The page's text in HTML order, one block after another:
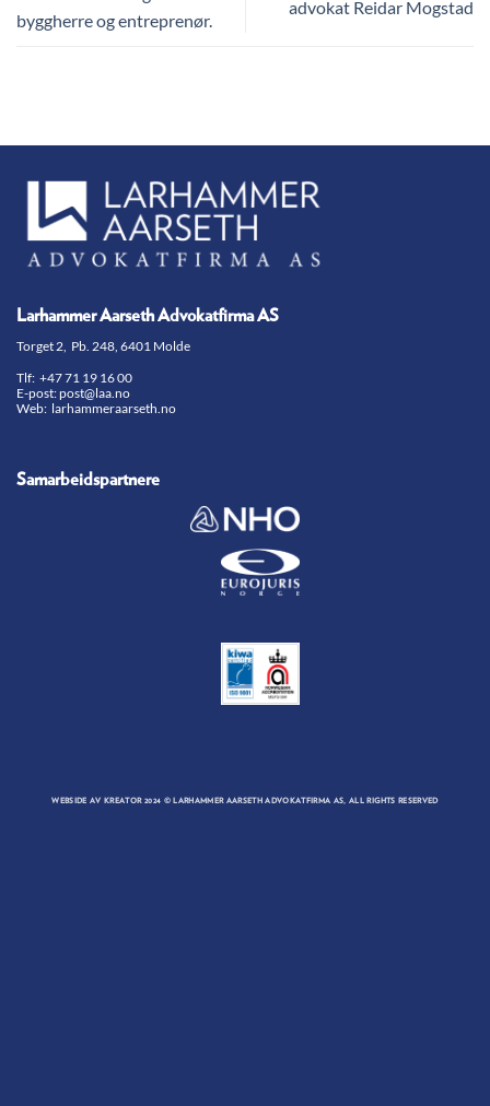
byggherre og entreprenør.
advokat Reidar Mogstad
Larhammer Aarseth Advokatfirma AS
Torget 2, Pb. 248, 6401 Molde
Tlf: +47 71 19 16 00
E-post:post@laa.no
Web: larhammeraarseth.no
Samarbeidspartnere
WEBSIDE AV KREATOR2024 © LARHAMMER AARSETH ADVOKATFIRMA AS, ALL RIGHTS RESERVED